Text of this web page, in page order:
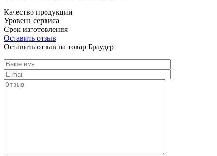
Качество продукции
Уровень сервиса
Срок изготовления
Оставить отзыв
Оставить отзыв на товар Браудер